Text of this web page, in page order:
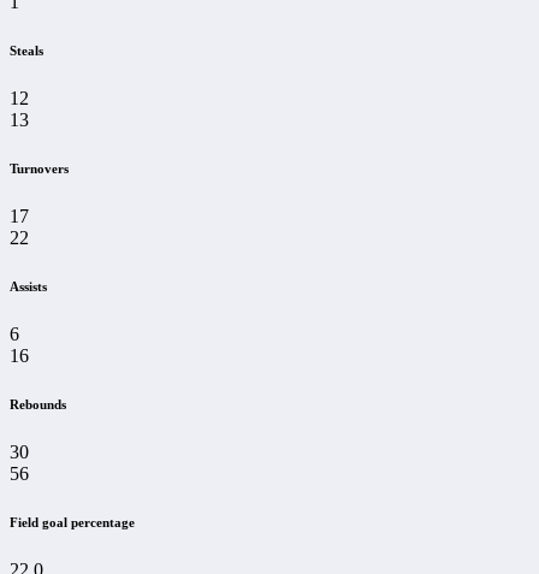
Steals
12
13
Turnovers
17
22
Assists
6
16
Rebounds
30
56
Field goal percentage
22.0